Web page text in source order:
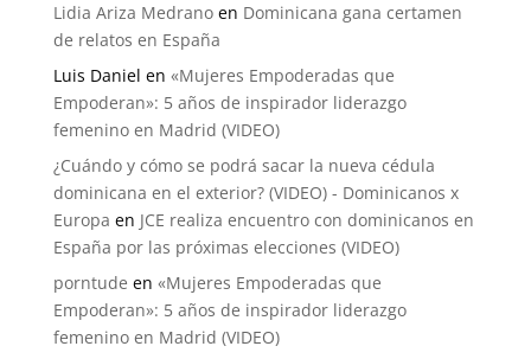
Lidia Ariza Medranoen Dominicana gana certamen
de relatos en España
Luis Daniel en «Mujeres Empoderadas que
Empoderan»: 5 años de inspirador liderazgo
femenino en Madrid (VIDEO)
¿Cuándo y cómo se podrá sacar la nueva cédula
dominicana en el exterior? (VIDEO) - Dominicanos x
Europa en JCE realiza encuentro con dominicanos en
España por las próximas elecciones (VIDEO)
porntude en «Mujeres Empoderadas que
Empoderan»: 5 años de inspirador liderazgo
femenino en Madrid (VIDEO)